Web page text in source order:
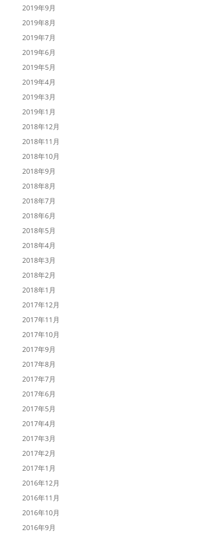
2019年9月
2019年8月
2019年7月
2019年6月
2019年5月
2019年4月
2019年3月
2019年1月
2018年12月
2018年11月
2018年10月
2018年9月
2018年8月
2018年7月
2018年6月
2018年5月
2018年4月
2018年3月
2018年2月
2018年1月
2017年12月
2017年11月
2017年10月
2017年9月
2017年8月
2017年7月
2017年6月
2017年5月
2017年4月
2017年3月
2017年2月
2017年1月
2016年12月
2016年11月
2016年10月
2016年9月